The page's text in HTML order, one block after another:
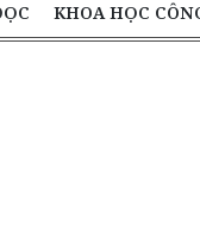
KHOA HỌC